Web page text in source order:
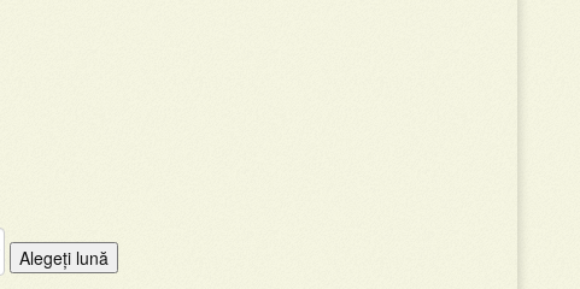
Alegeţi lună